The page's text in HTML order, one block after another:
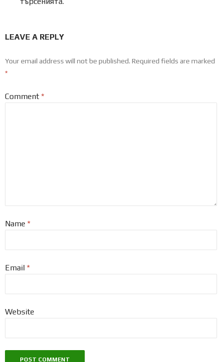
LEAVE A REPLY
Your email address will not be published. Required fields are marked
*
Comment *
Name *
Email *
Website